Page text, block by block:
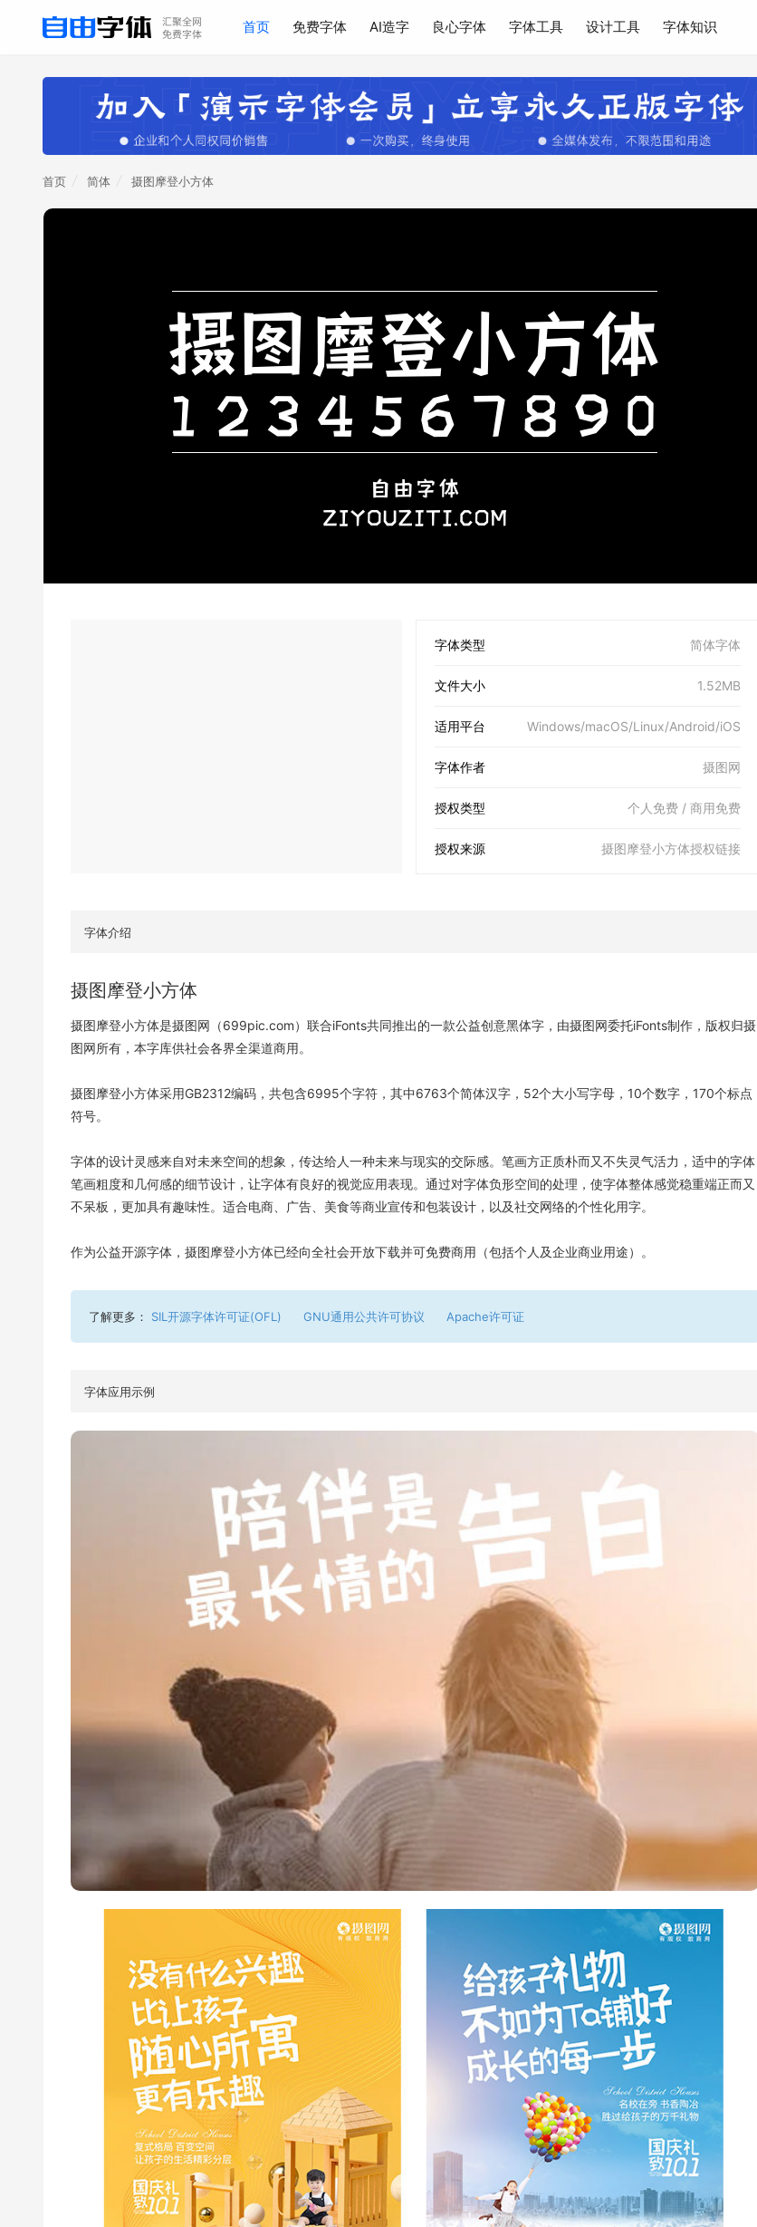
首页 免费字体 AI造字 良心字体 字体工具 设计工具 字体知识
首页 简体 摄图摩登小方体
字体类型 简体字体
文件大小 1.52MB
适用平台 Windows/macOS/Linux/Android/iOS
字体作者 摄图网
授权类型 个人免费 / 商用免费
授权来源 摄图摩登小方体授权链接
字体介绍
摄图摩登小方体
摄图摩登小方体是摄图网（699pic.com）联合iFonts共同推出的一款公益创意黑体字，由摄图网委托iFonts制作，版权归摄
图网所有，本字库供社会各界全渠道商用。
摄图摩登小方体采用GB2312编码，共包含6995个字符，其中6763个简体汉字，52个大小写字母，10个数字，170个标点
符号。
字体的设计灵感来自对未来空间的想象，传达给人一种未来与现实的交际感。笔画方正质朴而又不失灵气活力，适中的字体
笔画粗度和几何感的细节设计，让字体有良好的视觉应用表现。通过对字体负形空间的处理，使字体整体感觉稳重端正而又
不呆板，更加具有趣味性。适合电商、广告、美食等商业宣传和包装设计，以及社交网络的个性化用字。
作为公益开源字体，摄图摩登小方体已经向全社会开放下载并可免费商用（包括个人及企业商业用途）。
了解更多： SIL开源字体许可证(OFL) GNU通用公共许可协议 Apache许可证
字体应用示例